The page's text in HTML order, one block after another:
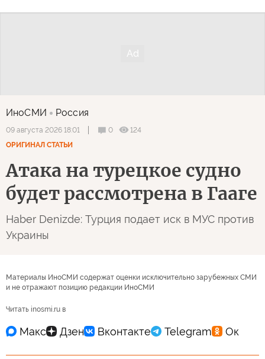
ИноСМИ Россия
09 августа 2026 18:01 0
124
ОРИГИНАЛ СТАТЬИ
Атака на турецкое судно
будет рассмотрена в Гааге
Haber Denizde: Турция подает иск в МУС против
Украины
Материалы ИноСМИ содержат оценки исключительно зарубежных СМИ
и не отражают позицию редакции ИноСМИ
Читать inosmi.ru в